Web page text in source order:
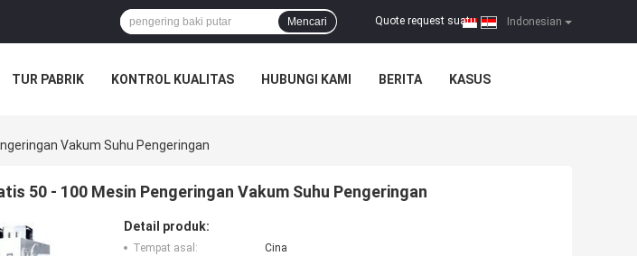
Indonesian
Quote request suatu |
Mencari
TUR PABRIK KONTROL KUALITAS HUBUNGI KAMI BERITA KASUS
Vakum Suhu Pengeringan
50 - 100 Mesin Pengeringan Vakum Suhu Pengeringan
Detail produk:
Tempat asal:
Cina